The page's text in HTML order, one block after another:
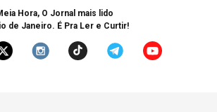
Hora, O Jornal mais lido
de Janeiro. É Pra Ler e Curtir!